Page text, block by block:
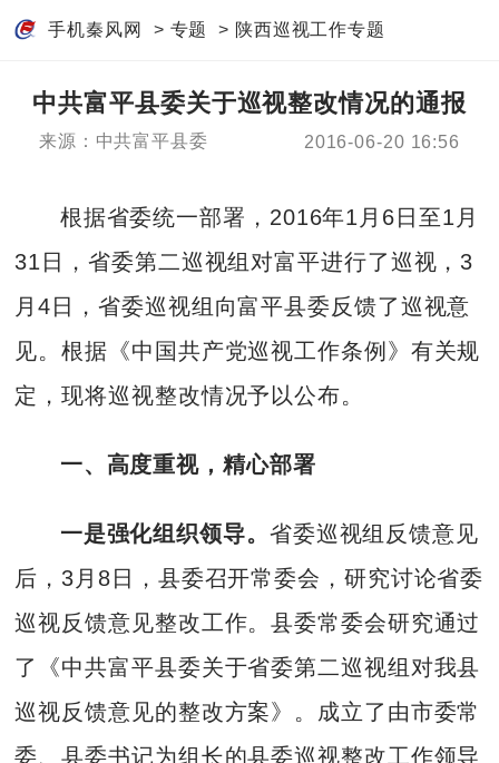
手机秦风网 > 专题 > 陕西巡视工作专题
中共富平县委关于巡视整改情况的通报
来源：中共富平县委 2016-06-20 16:56
根据省委统一部署，2016年1月6日至1月
31日，省委第二巡视组对富平进行了巡视，3
月4日，省委巡视组向富平县委反馈了巡视意
见。根据《中国共产党巡视工作条例》有关规
定，现将巡视整改情况予以公布。
一、高度重视，精心部署
一是强化组织领导。 省委巡视组反馈意见
后，3月8日，县委召开常委会，研究讨论省委
巡视反馈意见整改工作。县委常委会研究通过
了《中共富平县委关于省委第二巡视组对我县
巡视反馈意见的整改方案》。成立了由市委常
委、县委书记为组长的县委巡视整改工作领导